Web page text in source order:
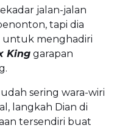
jalan-jalan
tapi dia
untuk menghadiri
King garapan
sering wara-wiri
langkah Dian di
tersendiri buat